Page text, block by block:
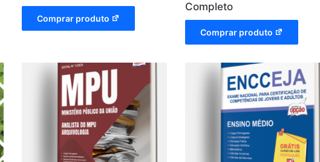
Comprar produto
Completo
Comprar produto